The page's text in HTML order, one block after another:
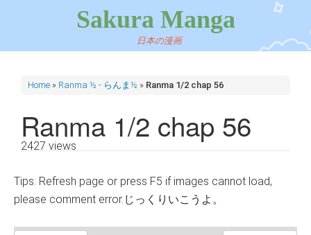
Sakura Manga
日本の漫画
Home » Ranma ½ - らんま½ » Ranma 1/2 chap 56
Ranma 1/2 chap 56
2427 views
Tips: Refresh page or press F5 if images cannot load,
please comment error.じっくりいこうよ。